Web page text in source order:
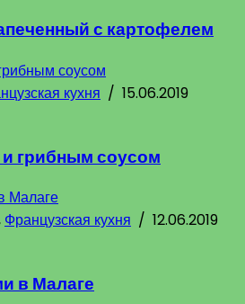
с картофелем
кухня / 15.06.2019
грибным соусом
Французская кухня / 12.06.2019
в Малаге